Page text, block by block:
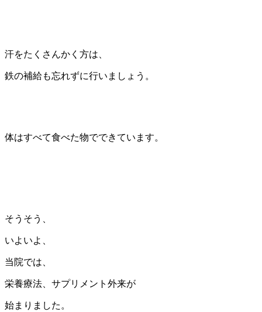
汗をたくさんかく方は、
鉄の補給も忘れずに行いましょう。
体はすべて食べた物でできています。
そうそう、
いよいよ、
当院では、
栄養療法、サプリメント外来が
始まりました。